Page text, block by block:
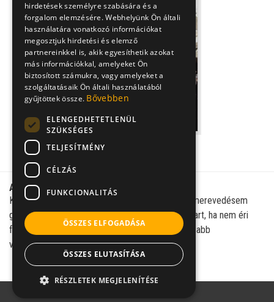
Dr. Fekete Ferenc
Aktuális kérdés:
Kicsit magasabb a vérnyomásom a kelleténél, a merevedésem
gyorsan létrejön és erős is, viszont nem sokáig tart, ha nem éri
folyamatosan inger. Lehet-e köze ehhez a magasabb
vérnyomásnak?
hirdetések személyre szabására és a
forgalom elemzésére. Webhelyünk Ön általi
használatára vonatkozó információkat
megosztjuk hirdetési és elemző
partnereinkkel is, akik egyesíthetik azokat
más információkkal, amelyeket Ön
biztosított számukra, vagy amelyeket a
szolgáltatásaik Ön általi használatából
gyűjtöttek össze. Bővebben
ELENGEDHETETLENÜL
SZÜKSÉGES
TELJESÍTMÉNY
CÉLZÁS
FUNKCIONALITÁS
ÖSSZES ELFOGADÁSA
ÖSSZES ELUTASÍTÁSA
RÉSZLETEK MEGJELENÍTÉSE